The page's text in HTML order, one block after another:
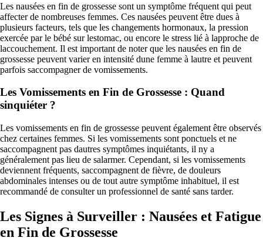
Les nausées en fin de grossesse sont un symptôme fréquent qui peut
affecter de nombreuses femmes. Ces nausées peuvent être dues à
plusieurs facteurs, tels que les changements hormonaux, la pression
exercée par le bébé sur lestomac, ou encore le stress lié à lapproche de
laccouchement. Il est important de noter que les nausées en fin de
grossesse peuvent varier en intensité dune femme à lautre et peuvent
parfois saccompagner de vomissements.
Les Vomissements en Fin de Grossesse : Quand
sinquiéter ?
Les vomissements en fin de grossesse peuvent également être observés
chez certaines femmes. Si les vomissements sont ponctuels et ne
saccompagnent pas dautres symptômes inquiétants, il ny a
généralement pas lieu de salarmer. Cependant, si les vomissements
deviennent fréquents, saccompagnent de fièvre, de douleurs
abdominales intenses ou de tout autre symptôme inhabituel, il est
recommandé de consulter un professionnel de santé sans tarder.
Les Signes à Surveiller : Nausées et Fatigue
en Fin de Grossesse